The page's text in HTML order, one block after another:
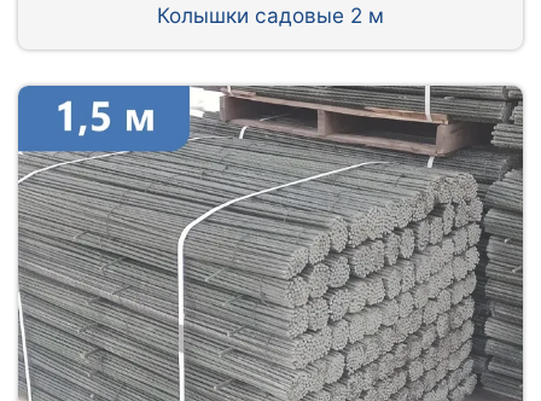
Колышки садовые 2 м